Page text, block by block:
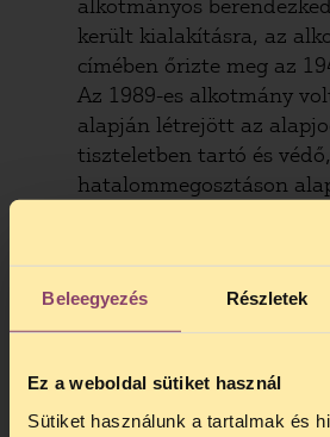
Beleegyezés Részletek
Ez a weboldal sütiket használ
Sütiket használunk a tartalmak és
alkotmányos
került kialakításra, az
címében őrizte meg az
Az 1989-es alkotmány
alapján létrejött az
tiszteletben tartó és védő,
hatalommegosztáson
Az új alkotmány
való részvétel
élő magyarok is részt
választásokon. Ez azt
döntés következményeit
nem itt laknak.